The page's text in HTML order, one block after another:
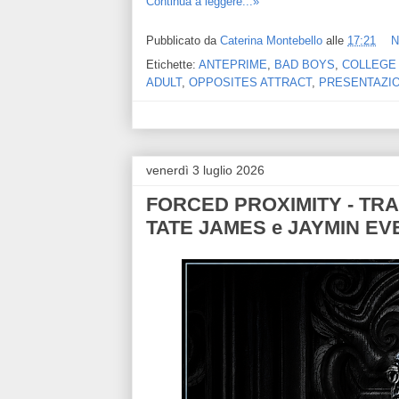
Pubblicato da Caterina Montebello alle 17:21
Etichette: ANTEPRIME BAD BOYS
ADULT, OPPOSITES ATTRACT,
venerdì 3 luglio 2026
FORCED PROXIMITY -
TATE JAMES e JAYMIN